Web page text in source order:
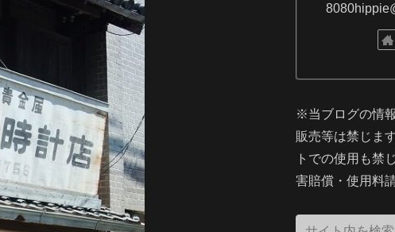
※当ブログの情
販売等は禁じま
トでの使用も禁
害賠償・使用料